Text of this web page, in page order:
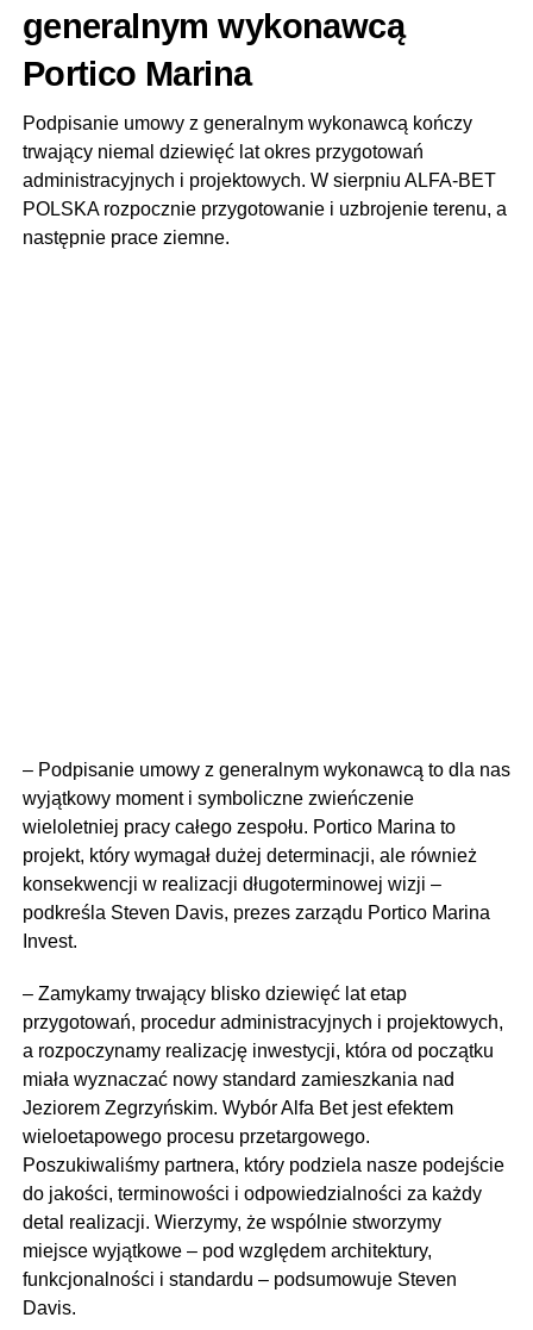
generalnym wykonawcą
Portico Marina
Podpisanie umowy z generalnym wykonawcą kończy
trwający niemal dziewięć lat okres przygotowań
administracyjnych i projektowych. W sierpniu ALFA-BET
POLSKA rozpocznie przygotowanie i uzbrojenie terenu, a
następnie prace ziemne.
– Podpisanie umowy z generalnym wykonawcą to dla nas
wyjątkowy moment i symboliczne zwieńczenie
wieloletniej pracy całego zespołu. Portico Marina to
projekt, który wymagał dużej determinacji, ale również
konsekwencji w realizacji długoterminowej wizji –
podkreśla Steven Davis, prezes zarządu Portico Marina
Invest.
– Zamykamy trwający blisko dziewięć lat etap
przygotowań, procedur administracyjnych i projektowych,
a rozpoczynamy realizację inwestycji, która od początku
miała wyznaczać nowy standard zamieszkania nad
Jeziorem Zegrzyńskim. Wybór Alfa Bet jest efektem
wieloetapowego procesu przetargowego.
Poszukiwaliśmy partnera, który podziela nasze podejście
do jakości, terminowości i odpowiedzialności za każdy
detal realizacji. Wierzymy, że wspólnie stworzymy
miejsce wyjątkowe – pod względem architektury,
funkcjonalności i standardu – podsumowuje Steven
Davis.